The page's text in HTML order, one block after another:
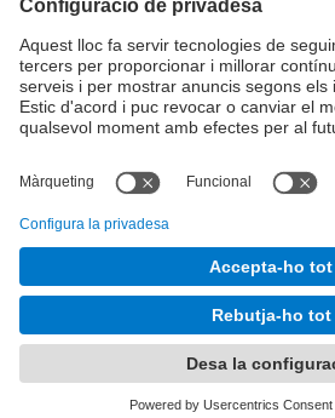
José Luís Grande
Tel. 93 4137194
jose.luis.grande@upc.edu
Formulari de contacte
Desenvolupat amb